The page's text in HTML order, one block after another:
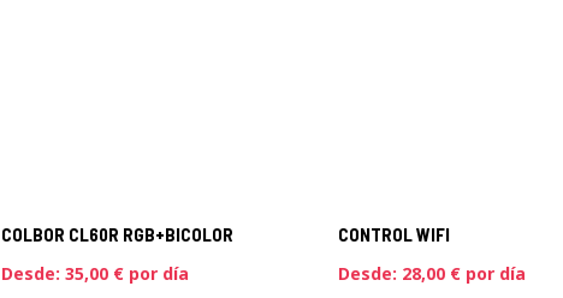
COLBOR CL60R RGB+BICOLOR
Desde: 35,00 €por día
CONTROL WIFI
Desde: 28,00 €por día